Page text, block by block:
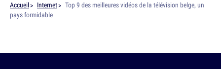
Accueil Internet
Top 9 des meilleures vidéos de la télévision belge, un
pays formidable